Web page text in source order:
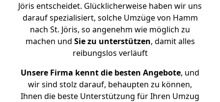
Jöris entscheidet. Glücklicherweise haben wir uns
darauf spezialisiert, solche Umzüge von Hamm
nach St. Jöris, so angenehm wie möglich zu
machen und Sie zu unterstützen, damit alles
reibungslos verläuft
Unsere Firma kennt die besten Angebote, und
wir sind stolz darauf, behaupten zu können,
Ihnen die beste Unterstützung für Ihren Umzug